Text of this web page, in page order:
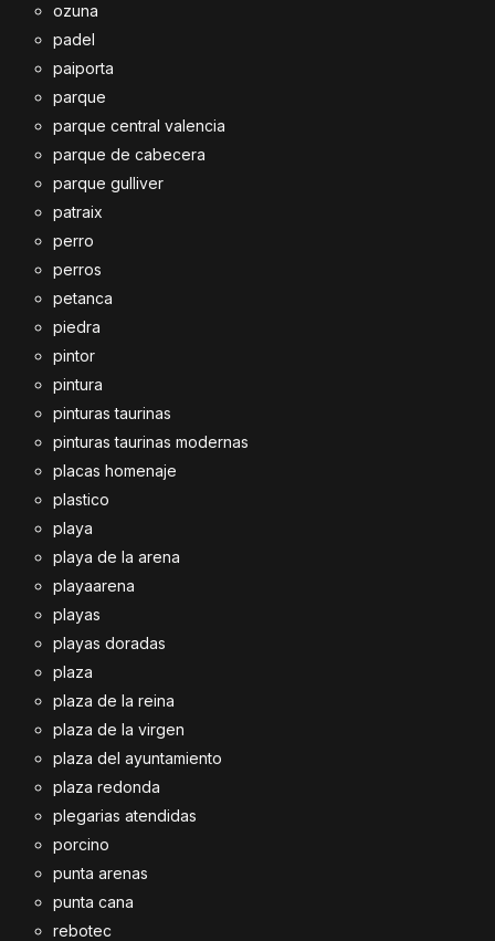
ozuna
padel
paiporta
parque
parque central valencia
parque de cabecera
parque gulliver
patraix
perro
perros
petanca
piedra
pintor
pintura
pinturas taurinas
pinturas taurinas modernas
placas homenaje
plastico
playa
playa de la arena
playaarena
playas
playas doradas
plaza
plaza de la reina
plaza de la virgen
plaza del ayuntamiento
plaza redonda
plegarias atendidas
porcino
punta arenas
punta cana
rebotec